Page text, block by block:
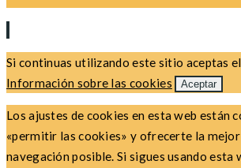
Si continuas utilizando este sitio aceptas
Información sobre las cookies
Aceptar
Los ajustes de cookies en esta web están
«permitir las cookies» y ofrecerte la
navegación posible. Si sigues usando esta